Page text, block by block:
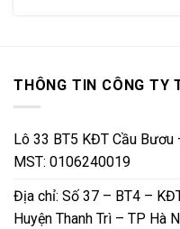
THÔNG TIN CÔNG TY
Lô 33 BT5 KĐT Cầu Bươu
MST: 0106240019
Địa chỉ: Số 37 – BT4 –
Huyện Thanh Trì – TP Hà